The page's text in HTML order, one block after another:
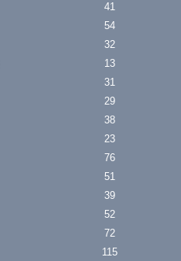
41
54
32
13
31
29
38
23
76
51
39
52
72
115